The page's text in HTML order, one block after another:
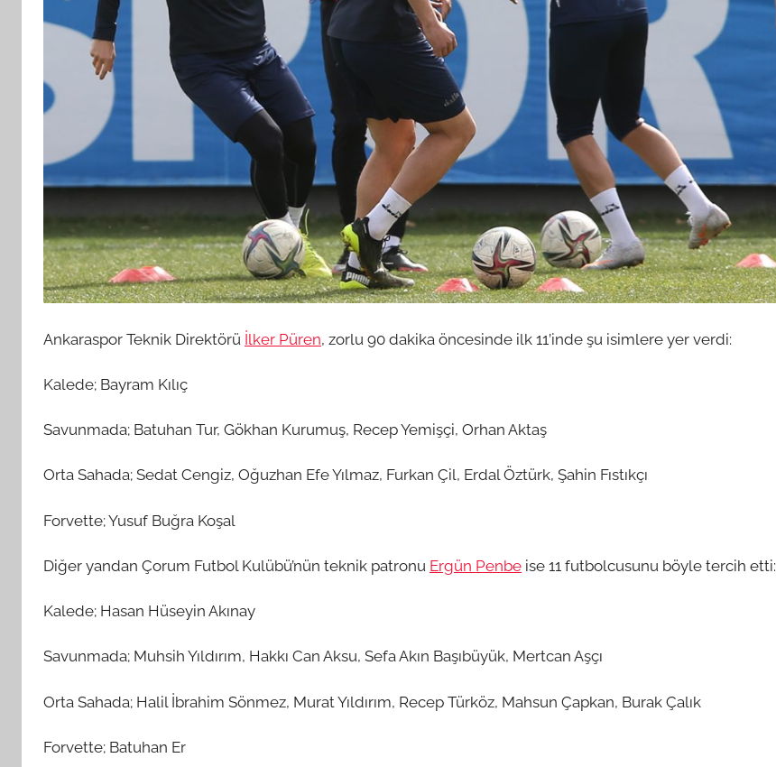
Ankaraspor Teknik Direktörü İlker Püren, zorlu 90 dakika öncesinde ilk 11’inde şu isimlere yer verdi:
Kalede; Bayram Kılıç
Savunmada; Batuhan Tur, Gökhan Kurumuş, Recep Yemişçi, Orhan Aktaş
Orta Sahada; Sedat Cengiz, Oğuzhan Efe Yılmaz, Furkan Çil, Erdal Öztürk, Şahin Fıstıkçı
Forvette; Yusuf Buğra Koşal
Diğer yandan Çorum Futbol Kulübü’nün teknik patronu Ergün Penbe ise 11 futbolcusunu böyle tercih etti:
Kalede; Hasan Hüseyin Akınay
Savunmada; Muhsih Yıldırım, Hakkı Can Aksu, Sefa Akın Başıbüyük, Mertcan Aşçı
Orta Sahada; Halil İbrahim Sönmez, Murat Yıldırım, Recep Türköz, Mahsun Çapkan, Burak Çalık
Forvette; Batuhan Er